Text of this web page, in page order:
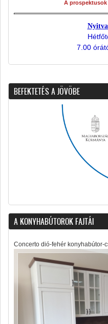
A
7.00
BEFEKTETÉS A JÖVÖBE
A KONYHABÚTOROK FAJTÁI
Concerto dió-fehér konyhabútor-